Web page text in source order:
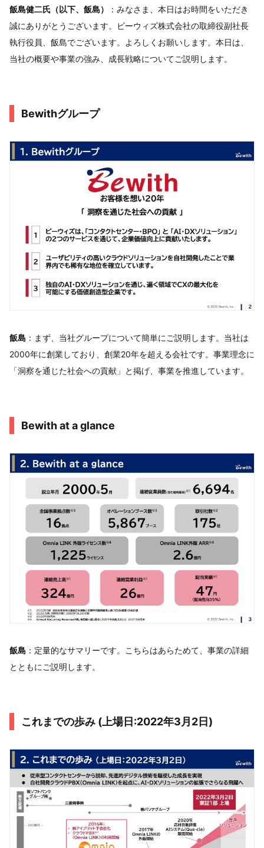
飯島健二氏（以下、飯島）
：みなさま、本日はお時間をいただき
誠にありがとうございます。ビーウィズ株式会社の取締役副社長
執行役員、飯島でございます。よろしくお願いします。本日は、
当社の概要や事業の強み、成長戦略についてご説明します。
Bewithグループ
飯島 ：まず、当社グループについて簡単にご説明します。当社は
2000年に創業しており、創業20年を超える会社です。事業理念に
「洞察を通じた社会への貢献」と掲げ、事業を推進しています。
Bewith at a glance
飯島 ：定量的なサマリーです。こちらはあらためて、事業の詳細
とともにご説明します。
これまでの歩み (上場日:2022年3月2日)